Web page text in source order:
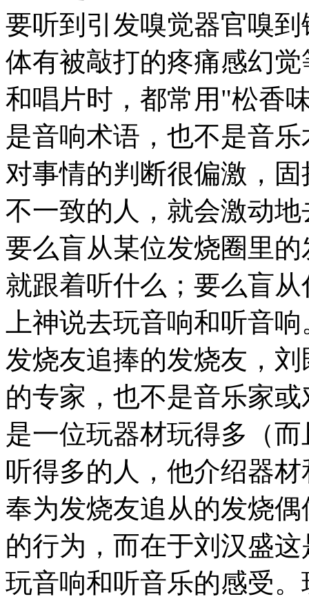
要听到引发嗅觉器官嗅
体有被敲打的疼痛感幻
和唱片时，都常用"松香
是音响术语，也不是音
对事情的判断很偏激，
不一致的人，就会激动
要么盲从某位发烧圈里
就跟着听什么；要么盲
上神说去玩音响和听音
发烧友追捧的发烧友，
的专家，也不是音乐家
是一位玩器材玩得多（
听得多的人，他介绍器
奉为发烧友追从的发烧
的行为，而在于刘汉盛
玩音响和听音乐的感受